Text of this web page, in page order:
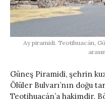
Ay piramidi. Teotihuacán,
Güneş Piramidi, şehrin
Ölüler Bulvarı’nın doğu
Teotihuacán’a hakimdir.